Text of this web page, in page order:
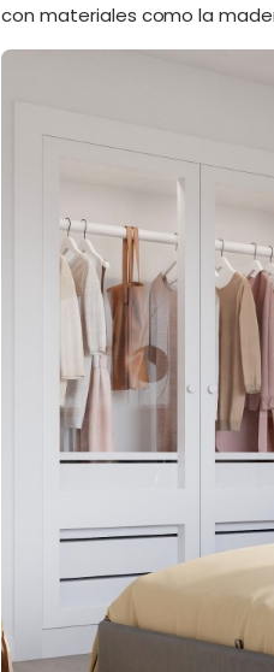
con materiales como la